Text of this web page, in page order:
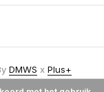
DMWS x Plus+